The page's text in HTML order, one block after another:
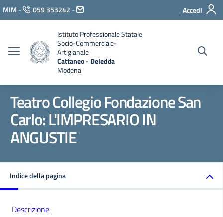
Vai ai contenuti
Vai al menu di navigazione
Vai al footer
MIM - 059 353242 - Accedi
Istituto Professionale Statale
Socio-Commerciale-
Artigianale
Cattaneo - Deledda
Modena
Teatro Collegio Fondazione San
Carlo: L'IMPRESARIO IN
ANGUSTIE
Indice della pagina
Descrizione